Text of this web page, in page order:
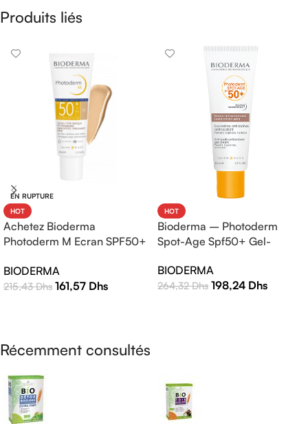
Produits liés
EN RUPTURE
HOT
Achetez Bioderma
Photoderm M Ecran SPF50+
Protection Solaire Haute
Efficacité
BIODERMA
215,43Dhs 161,57 Dhs
HOT
Bioderma – Photoderm
Spot-Age Spf50+ Gel-
BIODERMA
264,32Dhs 198,24 Dhs
Récemment consultés